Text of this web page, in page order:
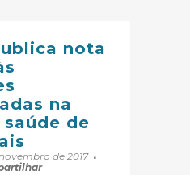
nota
na
de
de 2017